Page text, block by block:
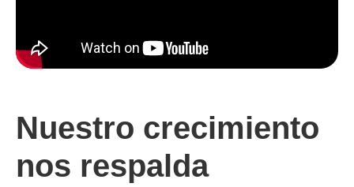
Nuestro crecimiento
nos respalda